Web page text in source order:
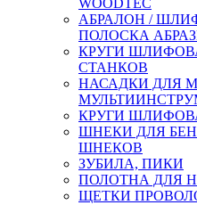
АБРАЛОН /
ПОЛОСКА
КРУГИ
СТАНКОВ
НАСАДКИ ДЛЯ
КРУГИ
ШНЕКИ ДЛЯ
ШНЕКОВ
ЗУБИЛА, ПИКИ
ПОЛОТНА ДЛЯ
ЩЕТКИ